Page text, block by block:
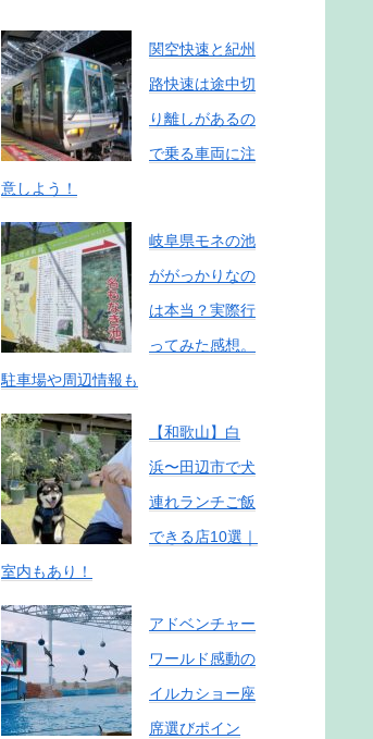
関空快速と紀州
路快速は途中切
り離しがあるの
で乗る車両に注
意しよう！
岐阜県モネの池
ががっかりなの
は本当？実際行
ってみた感想。
駐車場や周辺情報も
【和歌山】白
浜〜田辺市で犬
連れランチご飯
できる店10選｜
室内もあり！
アドベンチャー
ワールド感動の
イルカショー座
席選びポイン